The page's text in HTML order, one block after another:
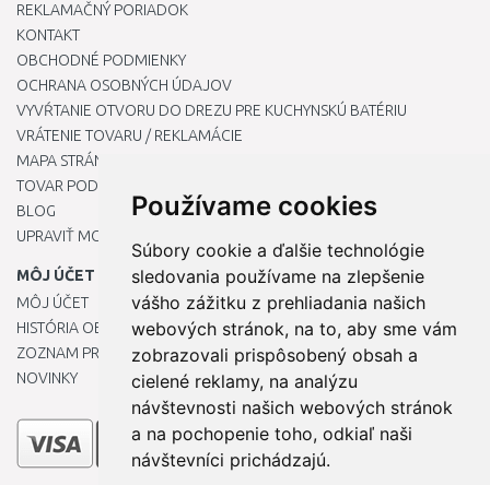
Používame cookies
Súbory cookie a ďalšie technológie
sledovania používame na zlepšenie
vášho zážitku z prehliadania našich
webových stránok, na to, aby sme vám
zobrazovali prispôsobený obsah a
cielené reklamy, na analýzu
návštevnosti našich webových stránok
a na pochopenie toho, odkiaľ naši
návštevníci prichádzajú.
REKLAMAČNÝ PORIADOK
KONTAKT
OBCHODNÉ PODMIENKY
OCHRANA OSOBNÝCH ÚDAJOV
VYVŔTANIE OTVORU DO DREZU PRE KUCHYNSKÚ BATÉRIU
VRÁTENIE TOVARU / REKLAMÁCIE
MAPA STRÁNOK
TOVAR PODĽA ZNAČIEK
BLOG
UPRAVIŤ MOJE PREDVOĽBY COOKIES
MÔJ ÚČET
MÔJ ÚČET
HISTÓRIA OBJEDNÁVOK
ZOZNAM PRIANÍ
NOVINKY